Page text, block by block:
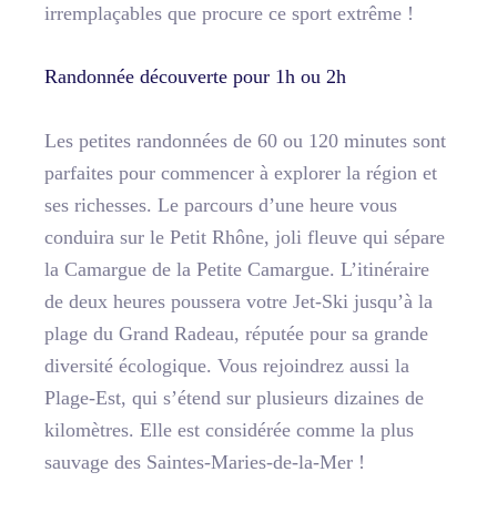
irremplaçables que procure ce sport extrême !
Randonnée découverte pour 1h ou 2h
Les petites randonnées de 60 ou 120 minutes sont
parfaites pour commencer à explorer la région et
ses richesses. Le parcours d’une heure vous
conduira sur le Petit Rhône, joli fleuve qui sépare
la Camargue de la Petite Camargue. L’itinéraire
de deux heures poussera votre Jet-Ski jusqu’à la
plage du Grand Radeau, réputée pour sa grande
diversité écologique. Vous rejoindrez aussi la
Plage-Est, qui s’étend sur plusieurs dizaines de
kilomètres. Elle est considérée comme la plus
sauvage des Saintes-Maries-de-la-Mer !